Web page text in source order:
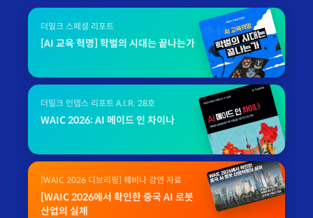
더밀크 스페셜 리포트
[AI 교육 혁명] 학벌의 시대는 끝나는가
더밀크 인뎁스 리포트 A.I.R. 28호
WAIC 2026: AI 메이드 인 차이나
[WAIC 2026 디브리핑] 웨비나 강연 자료
[WAIC 2026에서 확인한 중국 AI 로봇
산업의 실체